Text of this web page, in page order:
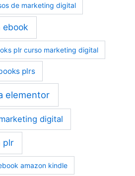
de marketing digital
ebook
plr curso marketing digital
plrs
elementor
digital
plr
amazon kindle